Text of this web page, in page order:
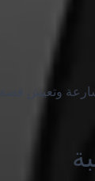
وتعيش قصة